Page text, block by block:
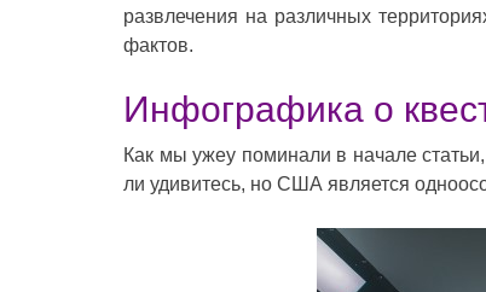
развлечения на различных
фактов.
Инфографика о
Как мы ужеу поминали в начале
ли удивитесь, но США является